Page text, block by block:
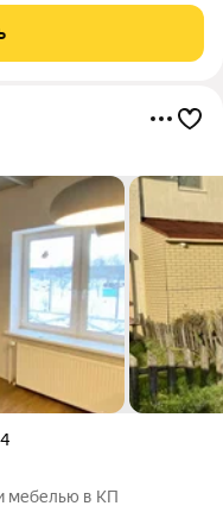
метра. Высота
4
мебелью в КП